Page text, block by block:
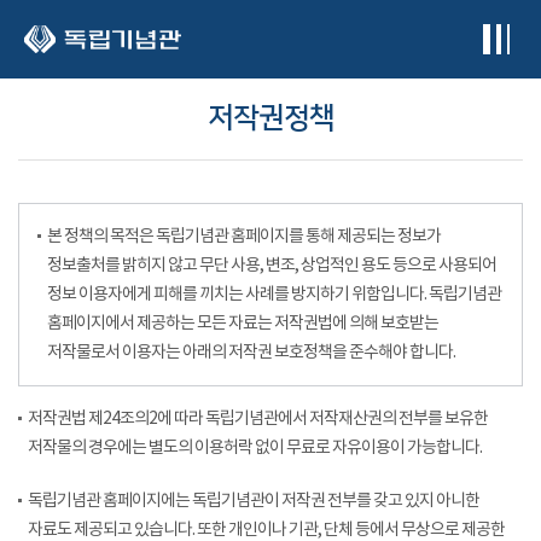
저작권정책
본 정책의 목적은 독립기념관 홈페이지를 통해 제공되는 정보가
정보출처를 밝히지 않고 무단 사용, 변조, 상업적인 용도 등으로 사용되어
정보 이용자에게 피해를 끼치는 사례를 방지하기 위함입니다. 독립기념관
홈페이지에서 제공하는 모든 자료는 저작권법에 의해 보호받는
저작물로서 이용자는 아래의 저작권 보호정책을 준수해야 합니다.
저작권법 제24조의2에 따라 독립기념관에서 저작재산권의 전부를 보유한
저작물의 경우에는 별도의 이용허락 없이 무료로 자유이용이 가능합니다.
독립기념관 홈페이지에는 독립기념관이 저작권 전부를 갖고 있지 아니한
자료도 제공되고 있습니다. 또한 개인이나 기관, 단체 등에서 무상으로 제공한